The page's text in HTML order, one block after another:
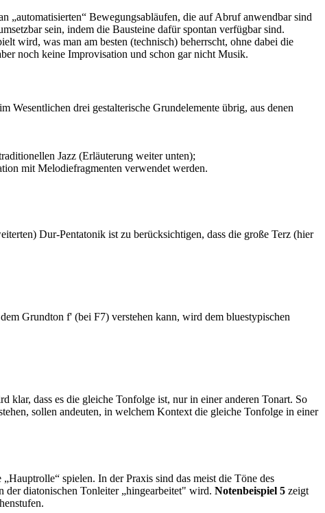
„automatisierten“ Bewegungsabläufen, die auf Abruf anwendbar sind
sein, indem die Bausteine dafür spontan verfügbar sind.
wird, was man am besten (technisch) beherrscht, ohne dabei die
noch keine Improvisation und schon gar nicht Musik.
drei gestalterische Grundelemente übrig, aus denen
Jazz (Erläuterung weiter unten);
mit Melodiefragmenten verwendet werden.
Dur-Pentatonik ist zu berücksichtigen, dass die große Terz (hier
Grundton f' (bei F7) verstehen kann, wird dem bluestypischen
dass es die gleiche Tonfolge ist, nur in einer anderen Tonart. So
sollen andeuten, in welchem Kontext die gleiche Tonfolge in einer
spielen. In der Praxis sind das meist die Töne des
der diatonischen Ton­leiter „hingearbeitet" wird. Notenbeispiel 5 zeigt